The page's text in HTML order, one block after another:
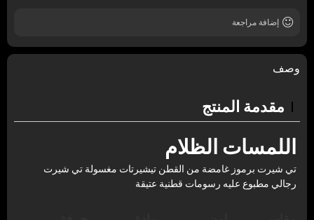
إضافة مراجعة
وصف
مقدمة المنتج
اللمسات الظلام
تي شيرت برموز غامضة من القطن تيشيرتات مغسولة تي شيرت
رجالي مطبوع عليه رسومات قطنية عتيقة